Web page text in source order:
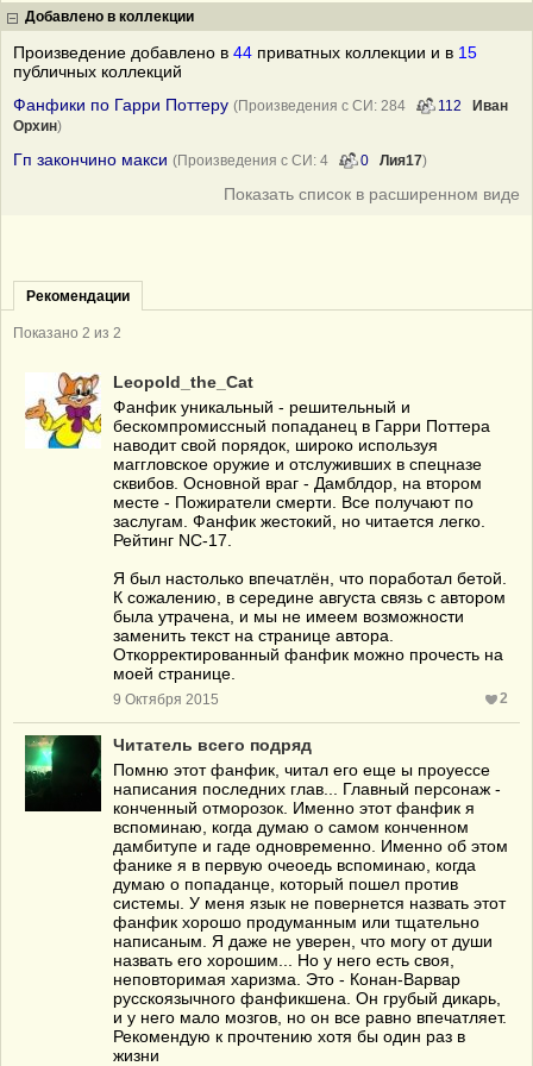
Добавлено в коллекции
Произведение добавлено в 44 приватных коллекции и в 15
публичных коллекций
Фанфики по Гарри Поттеру (Произведения с СИ: 284 112
Иван
Орхин)
Гп закончино макси (Произведения с СИ: 4 0 Лия17)
Показать список в расширенном виде
Рекомендации
Показано 2 из 2
Leopold_the_Cat
Фанфик уникальный - решительный и
бескомпромиссный попаданец в Гарри Поттера
наводит свой порядок, широко используя
маггловское оружие и отслуживших в спецназе
сквибов. Основной враг - Дамблдор, на втором
месте - Пожиратели смерти. Все получают по
заслугам. Фанфик жестокий, но читается легко.
Рейтинг NC-17.
Я был настолько впечатлён, что поработал бетой.
К сожалению, в середине августа связь с автором
была утрачена, и мы не имеем возможности
заменить текст на странице автора.
Откорректированный фанфик можно прочесть на
моей странице.
9 Октября 2015 2
Читатель всего подряд
Помню этот фанфик, читал его еще ы проуессе
написания последних глав... Главный персонаж -
конченный отморозок. Именно этот фанфик я
вспоминаю, когда думаю о самом конченном
дамбитупе и гаде одновременно. Именно об этом
фанике я в первую очеоедь вспоминаю, когда
думаю о попаданце, который пошел против
системы. У меня язык не повернется назвать этот
фанфик хорошо продуманным или тщательно
написаным. Я даже не уверен, что могу от души
назвать его хорошим... Но у него есть своя,
неповторимая харизма. Это - Конан-Варвар
русскоязычного фанфикшена. Он грубый дикарь,
и у него мало мозгов, но он все равно впечатляет.
Рекомендую к прочтению хотя бы один раз в
жизни